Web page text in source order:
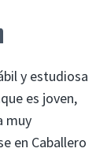
y estudiosa
es joven,
muy
en Caballero